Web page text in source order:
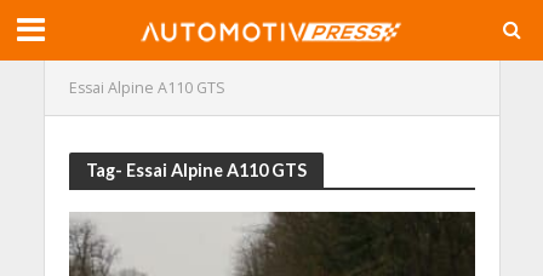
Essai Alpine A110 GTS
Tag- Essai Alpine A110 GTS